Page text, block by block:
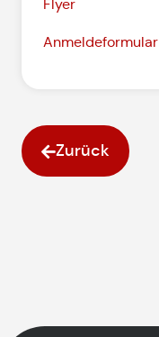
Flyer
Anmeldeformular
Zurück